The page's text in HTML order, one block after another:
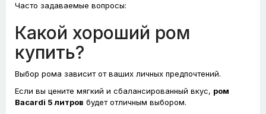
Часто задаваемые вопросы:
Какой хороший ром
купить?
Выбор рома зависит от ваших личных предпочтений.
Если вы цените мягкий и сбалансированный вкус, ром
Bacardi 5 литров будет отличным выбором.